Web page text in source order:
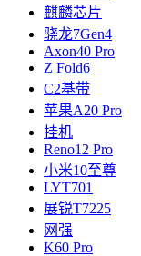
麒麟芯片
骁龙7Gen4
Axon40 Pro
Z Fold6
C2基带
苹果A20 Pro
挂机
Reno12 Pro
小米10至尊
LYT701
展锐T7225
网强
K60 Pro